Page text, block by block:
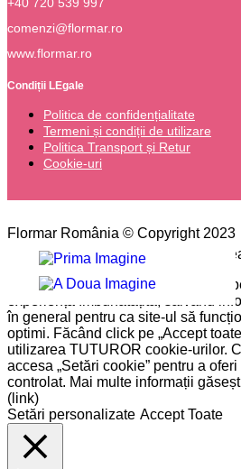
comenzi@flormar.ro
www.flormar.ro
Condiții LEgale
Politica de confidențialitate
Termeni și condiții de utilizare
Politica Transport și Retur
Cookie-uri
Flormar România © Copyright 2023
Please type the word you want to
Pe site-ul nostru folosim cookie-uri
experiență îmbunătățită, salvând
în general pentru ca site-ul să
optimi. Făcând click pe „Accept
utilizarea TUTUROR cookie-urilor.
accesa „Setări cookie” pentru a
controlat. Mai multe informații
(link)
Setări personalizate Accept Toate